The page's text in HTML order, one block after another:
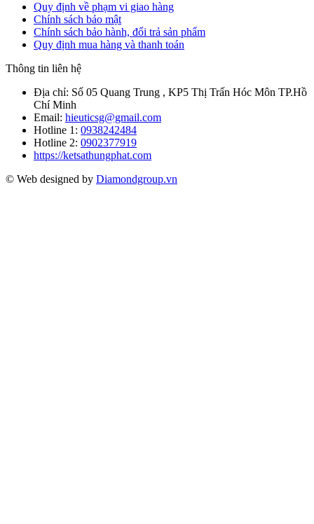
Quy định về phạm vi giao hàng
Chính sách bảo mật
Chính sách bảo hành, đổi trả sản phẩm
Quy định mua hàng và thanh toán
Thông tin liên hệ
Địa chỉ: Số 05 Quang Trung , KP5 Thị Trấn Hóc Môn TP.Hồ
Chí Minh
Email: hieuticsg@gmail.com
Hotline 1: 0938242484
Hotline 2: 0902377919
https://ketsathungphat.com
© Web designed by Diamondgroup.vn